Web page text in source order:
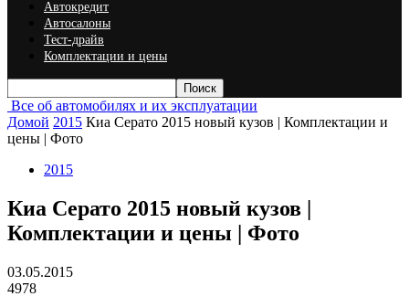
Автокредит
Автосалоны
Тест-драйв
Комплектации и цены
Все об автомобилях и их эксплуатации
Домой 2015 Киа Серато 2015 новый кузов | Комплектации и
цены | Фото
2015
Киа Серато 2015 новый кузов |
Комплектации и цены | Фото
03.05.2015
4978